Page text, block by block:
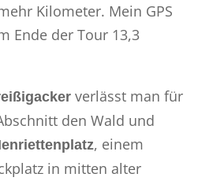
Kilometer. Mein GPS
Ende der Tour 13,3
verlässt man für
den Wald und
, einem
in mitten alter